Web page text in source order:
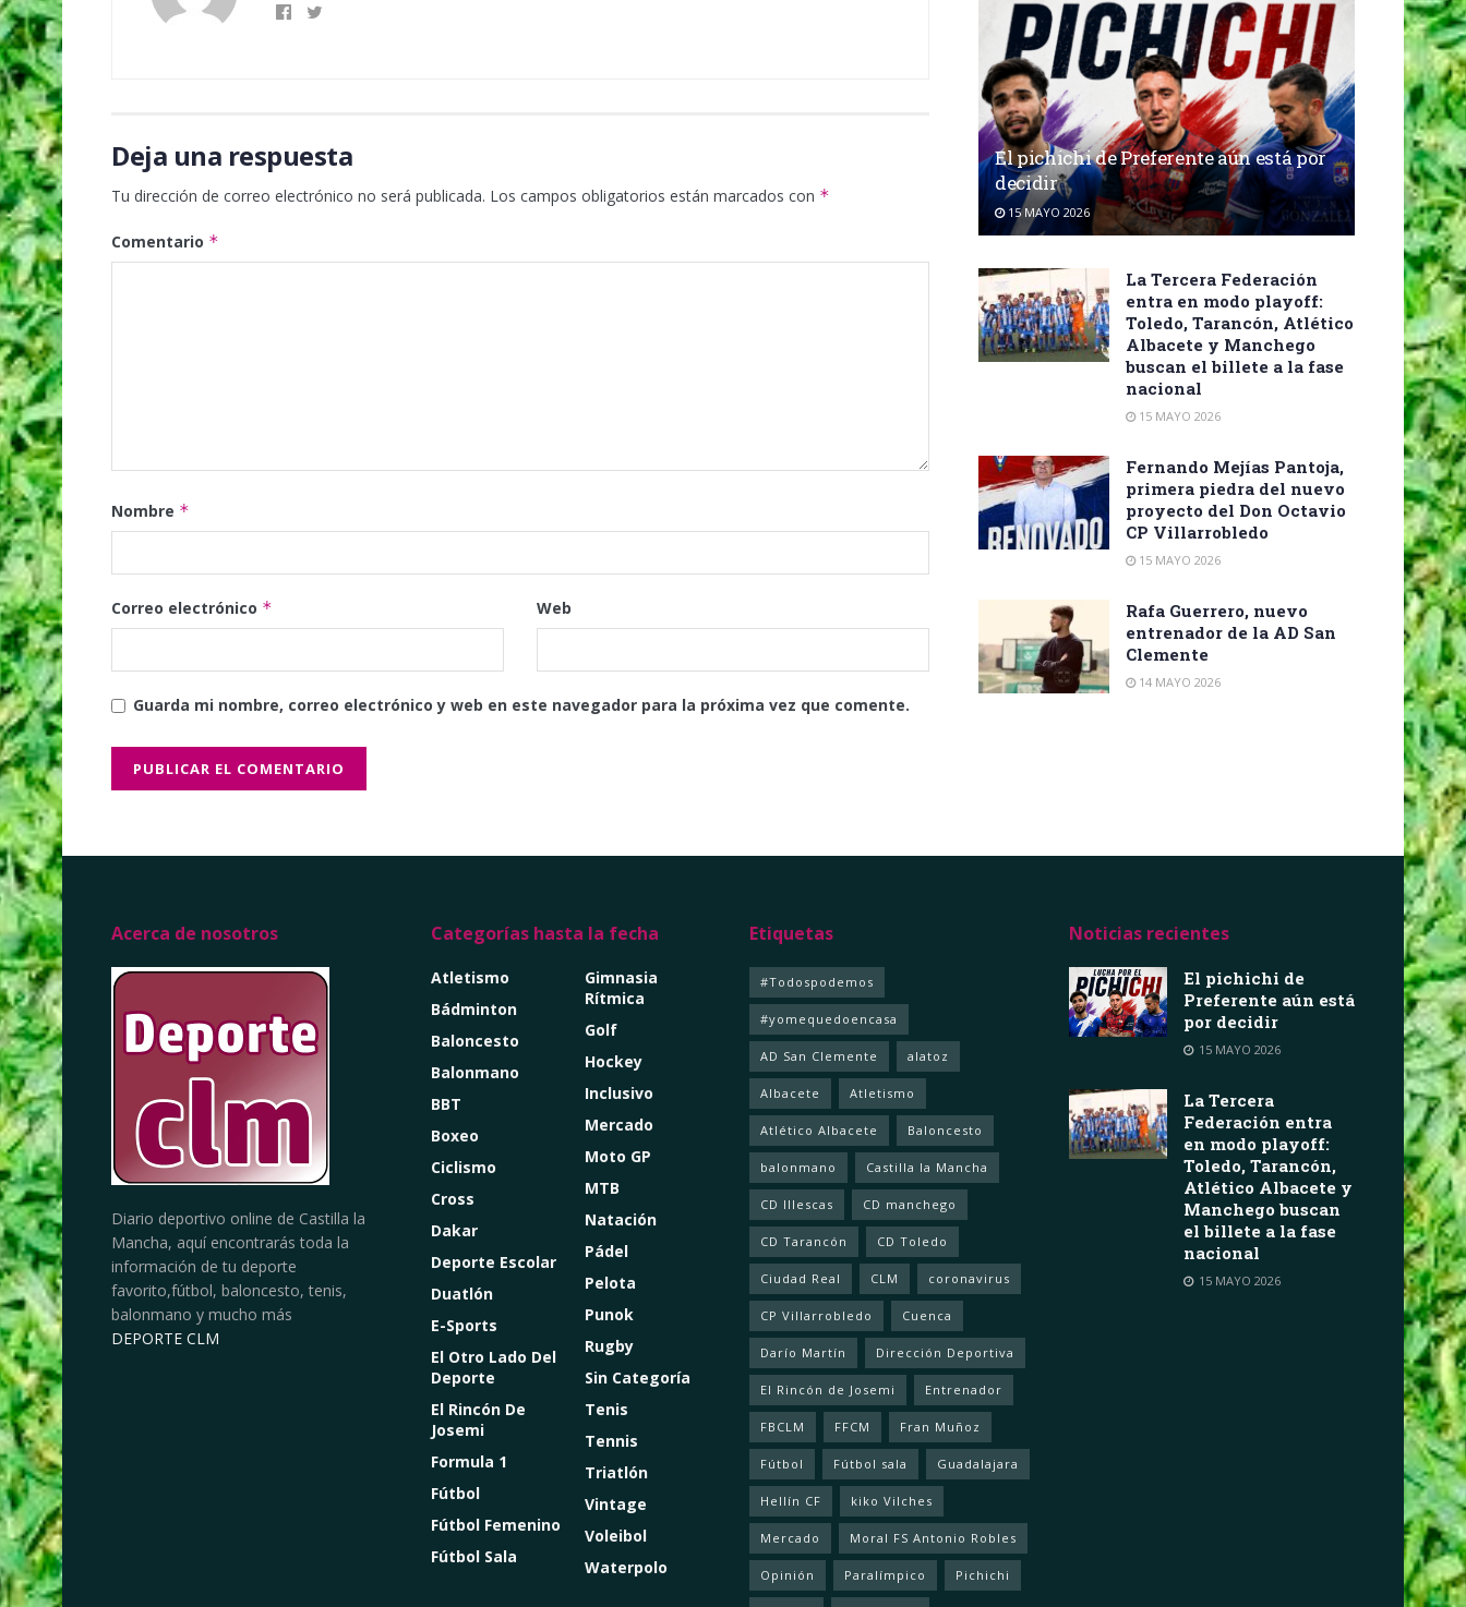
Deja una respuesta
Tu dirección de correo electrónico no será publicada. Los campos obligatorios están marcados con *
Comentario *
Nombre *
Correo electrónico * Web
Guarda mi nombre, correo electrónico y web en este navegador para la próxima vez que comente.
El pichichi de Preferente aún está por
decidir
15 MAYO 2026
La Tercera Federación
entra en modo playoff:
Toledo, Tarancón, Atlético
Albacete y Manchego
buscan el billete a la fase
nacional
15 MAYO 2026
Fernando Mejías Pantoja,
primera piedra del nuevo
proyecto del Don Octavio
CP Villarrobledo
15 MAYO 2026
Rafa Guerrero, nuevo
entrenador de la AD San
Clemente
14 MAYO 2026
Acerca de nosotros
Diario deportivo online de Castilla la
Mancha, aquí encontrarás toda la
información de tu deporte
favorito,fútbol, baloncesto, tenis,
balonmano y mucho más
DEPORTE CLM
Categorías hasta la fecha
Atletismo
Bádminton
Baloncesto
Balonmano
BBT
Boxeo
Ciclismo
Cross
Dakar
Deporte Escolar
Duatlón
E-Sports
El Otro Lado Del
Deporte
El Rincón De
Josemi
Formula 1
Fútbol
Fútbol Femenino
Fútbol Sala
Gimnasia
Rítmica
Golf
Hockey
Inclusivo
Mercado
Moto GP
MTB
Natación
Pádel
Pelota
Punok
Rugby
Sin Categoría
Tenis
Tennis
Triatlón
Vintage
Voleibol
Waterpolo
Etiquetas
#Todospodemos
#yomequedoencasa
AD San Clemente alatoz
Albacete Atletismo
Atlético Albacete Baloncesto
balonmano Castilla la Mancha
CD Illescas CD manchego
CD Tarancón CD Toledo
Ciudad Real CLM coronavirus
CP Villarrobledo Cuenca
Darío Martín Dirección Deportiva
El Rincón de Josemi Entrenador
FBCLM FFCM Fran Muñoz
Fútbol Fútbol sala Guadalajara
Hellín CF kiko Vilches
Mercado Moral FS Antonio Robles
Opinión Paralímpico Pichichi
Noticias recientes
El pichichi de
Preferente aún está
por decidir
15 MAYO 2026
La Tercera
Federación entra
en modo playoff:
Toledo, Tarancón,
Atlético Albacete y
Manchego buscan
el billete a la fase
nacional
15 MAYO 2026